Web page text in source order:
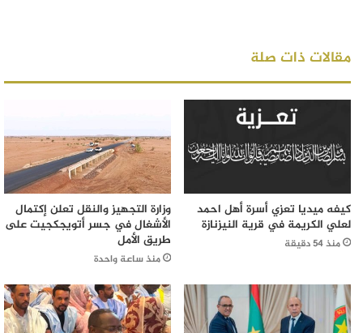
مقالات ذات صلة
كيفه ميديا تعزي أسرة أهل احمد
لعلي الكريمة في قرية النيزنازة
منذ 54 دقيقة
وزارة التجهيز والنقل تعلن إكتمال
الأشغال في جسر أتويجكجيت على
طريق الأمل
منذ ساعة واحدة